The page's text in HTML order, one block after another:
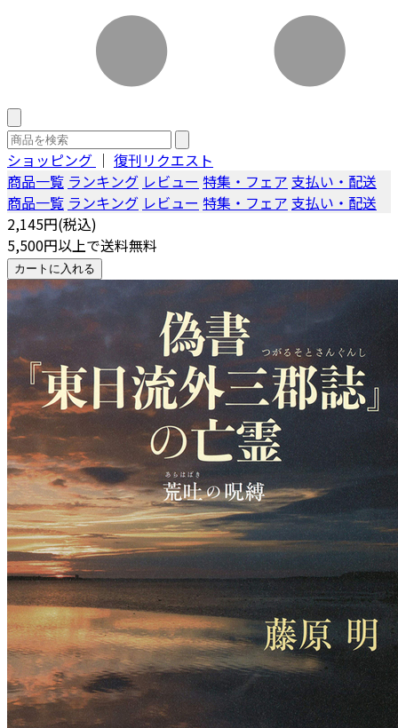
ショッピング ｜ 復刊リクエスト
商品一覧 ランキング レビュー 特集・フェア 支払い・配送
商品一覧 ランキング レビュー 特集・フェア 支払い・配送
2,145円(税込)
5,500円以上で送料無料
カートに入れる